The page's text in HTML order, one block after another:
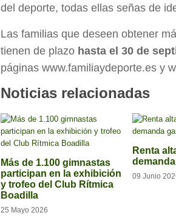
del deporte, todas ellas señas de
Las familias que deseen obtener
tienen de plazo hasta el 30 de
páginas www.familiaydeporte.es y
Noticias relacionadas
Más de 1.100 gimnastas
participan en la exhibición
y trofeo del Club Rítmica
Boadilla
25 Mayo 2026
Renta
09 Junio